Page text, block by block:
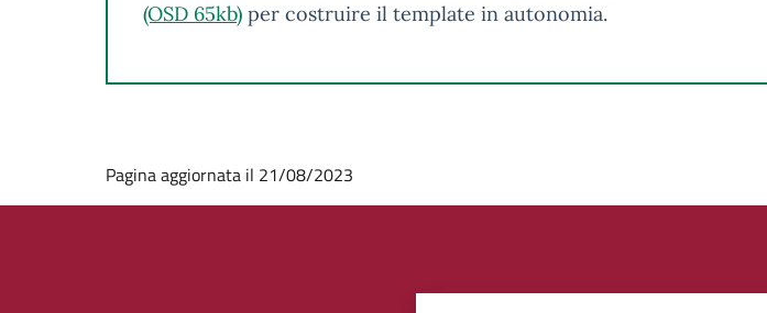
(OSD 65kb) per costruire il template in autonomia.
Pagina aggiornata il 21/08/2023